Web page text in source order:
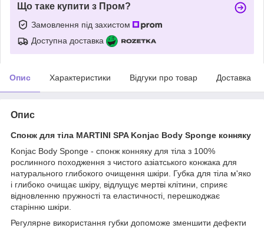
Що таке купити з Пром?
Замовлення під захистом
Доступна доставка
Опис Характеристики Відгуки про товар Доставка
Опис
Спонж для тіла MARTINI SPA Konjac Body Sponge конняку
Konjac Body Sponge - спонж конняку для тіла з 100%
рослинного походження з чистого азіатського конжака для
натурального глибокого очищення шкіри. Губка для тіла м'яко
і глибоко очищає шкіру, відлущує мертві клітини, сприяє
відновленню пружності та еластичності, перешкоджає
старінню шкіри.
Регулярне використання губки допоможе зменшити дефекти